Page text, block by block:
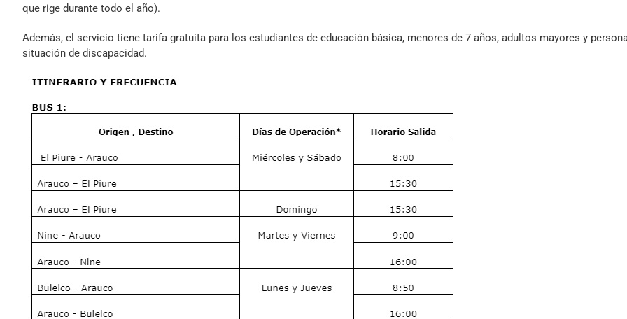
que rige durante todo el año).
Además, el servicio tiene tarifa gratuita para los estudiantes de educación básica, menores de 7 años, adultos mayores y
situación de discapacidad.